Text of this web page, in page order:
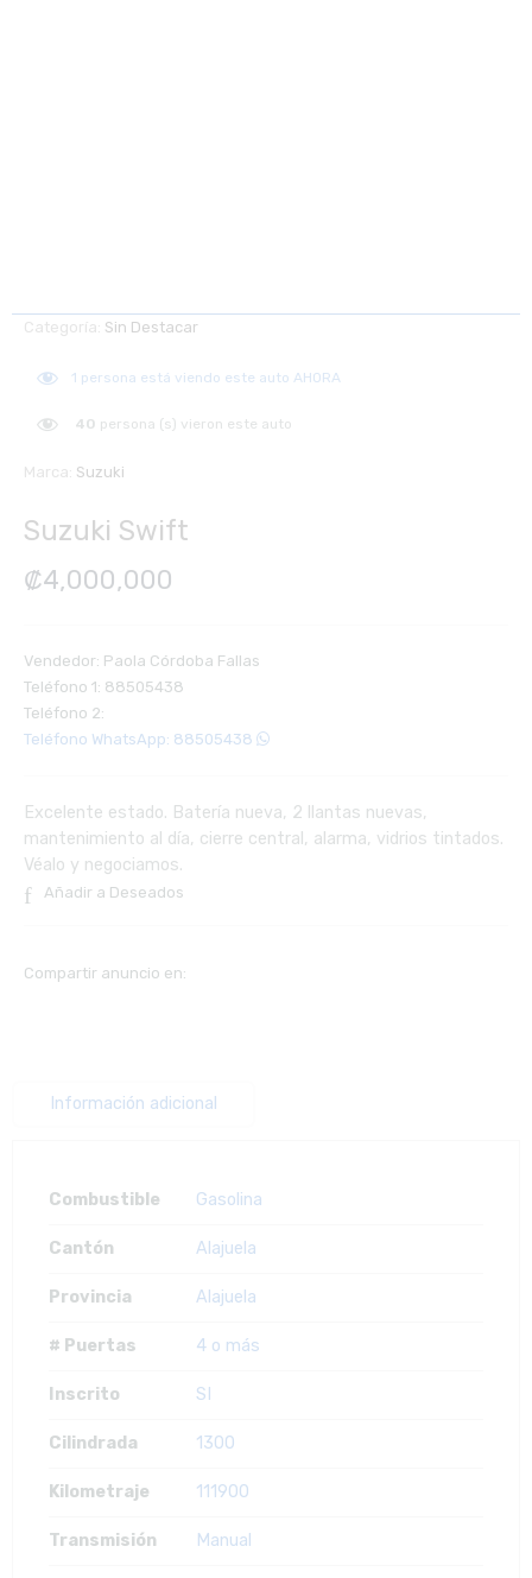
Categoría: Sin Destacar
1 persona está viendo este auto AHORA
40 persona (s) vieron este auto
Marca: Suzuki
Suzuki Swift
₡4,000,000
Vendedor: Paola Córdoba Fallas
Teléfono 1: 88505438
Teléfono 2:
Teléfono WhatsApp: 88505438
Excelente estado. Batería nueva, 2 llantas nuevas,
mantenimiento al día, cierre central, alarma, vidrios tintados.
Véalo y negociamos.
Añadir a Deseados
Compartir anuncio en:
Información adicional
Combustible Gasolina
Cantón Alajuela
Provincia Alajuela
# Puertas 4 o más
Inscrito SI
Cilindrada 1300
Kilometraje 111900
Transmisión Manual